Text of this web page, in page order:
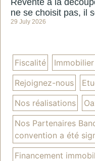
ne se choisit pas, il
29 July 2026
Fiscalité Immobilier
Rejoignez-nous
Nos réalisations
Nos Partenaires
convention a été
Financement